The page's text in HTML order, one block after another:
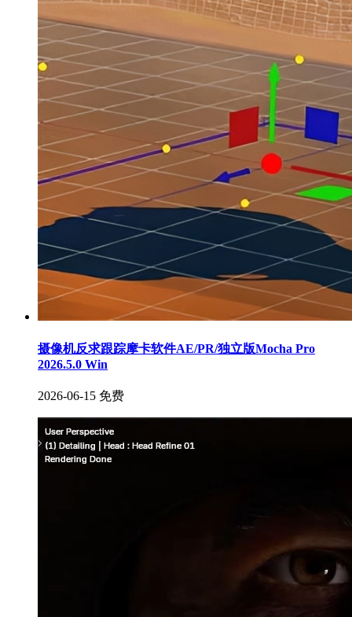
摄像机反求跟踪摩卡软件AE/PR/独立版Mocha Pro
2026.5.0 Win
2026-06-15 免费